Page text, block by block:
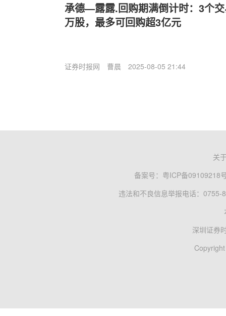
承德—露露.回购期满倒计时：3个
万股，最多可回购超3亿元
证券时报网 曹晨 2025-08-05 21:44
关
备案号： 粤ICP备09109218
违法和不良信息举报电话：0755-
深圳证券